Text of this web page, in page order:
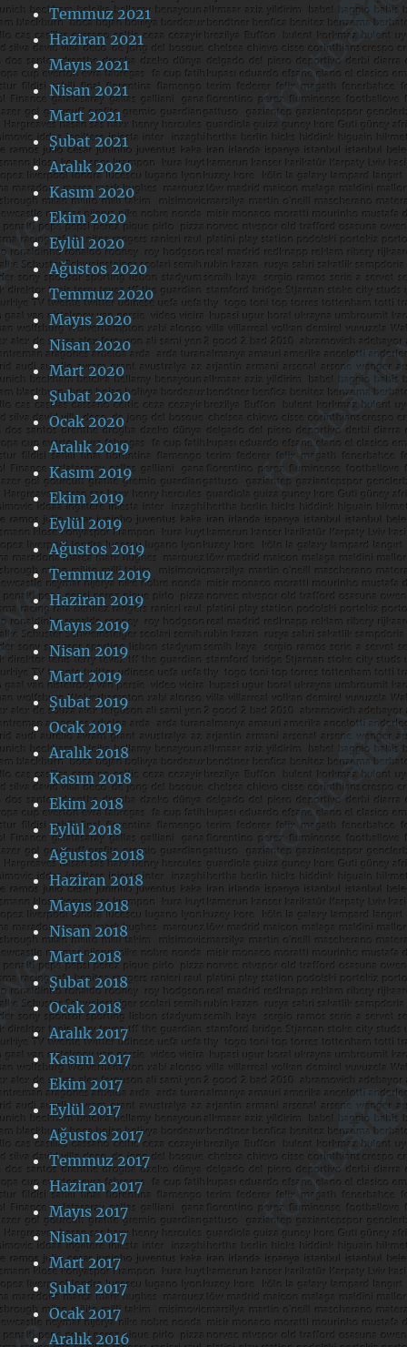
Temmuz 2021
Haziran 2021
Mayıs 2021
Nisan 2021
Mart 2021
Şubat 2021
Aralık 2020
Kasım 2020
Ekim 2020
Eylül 2020
Ağustos 2020
Temmuz 2020
Mayıs 2020
Nisan 2020
Mart 2020
Şubat 2020
Ocak 2020
Aralık 2019
Kasım 2019
Ekim 2019
Eylül 2019
Ağustos 2019
Temmuz 2019
Haziran 2019
Mayıs 2019
Nisan 2019
Mart 2019
Şubat 2019
Ocak 2019
Aralık 2018
Kasım 2018
Ekim 2018
Eylül 2018
Ağustos 2018
Haziran 2018
Mayıs 2018
Nisan 2018
Mart 2018
Şubat 2018
Ocak 2018
Aralık 2017
Kasım 2017
Ekim 2017
Eylül 2017
Ağustos 2017
Temmuz 2017
Haziran 2017
Mayıs 2017
Nisan 2017
Mart 2017
Şubat 2017
Ocak 2017
Aralık 2016